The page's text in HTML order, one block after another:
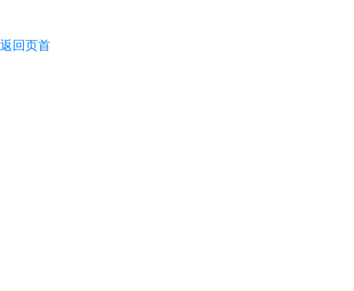
返回页首